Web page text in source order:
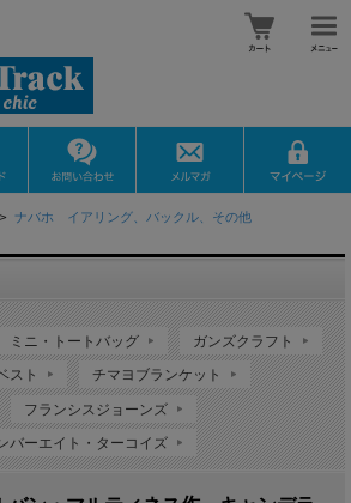
> ナバホ イアリング、バックル、その他
ミニ・トートバッグ ガンズクラフト
スト チマヨブランケット
フランシスジョーンズ
バーエイト・ターコイズ